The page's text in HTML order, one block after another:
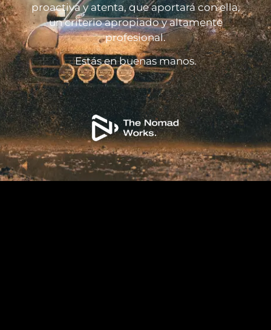
proactiva y atenta, que aportará con ella,
un criterio apropiado y altamente
profesional.
Estás en buenas manos.